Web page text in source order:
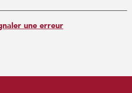
une erreur